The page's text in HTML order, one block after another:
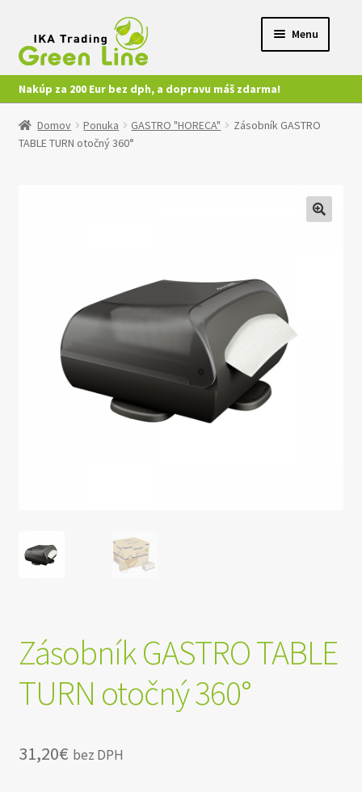
na
navigáciu
na
obsah
Menu
Ponuka
Môj účet
Katalógy
Nakúp za 200 Eur bez dph, a dopravu máš zdarma!
Domov Ponuka GASTRO "HORECA"
Zásobník GASTRO
TABLE TURN otočný 360°
Zásobník GASTRO TABLE
TURN otočný 360°
31,20€ bez DPH